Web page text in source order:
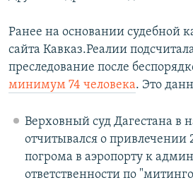
Ранее на основании судебной
сайта Кавказ.Реалии
преследование после
минимум 74 человека. Это
Верховный суд Дагестана в
отчитывался о привлечении
погрома в аэропорту к
ответственности по